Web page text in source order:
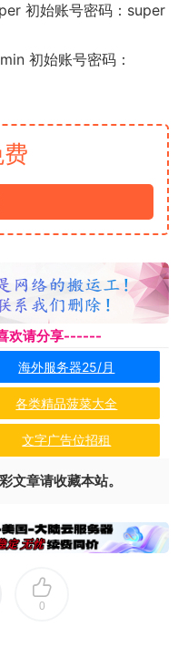
初始账号密码：super
初始账号密码：
欢请分享------
海外服务器25/月
各类精品菠菜大全
文字广告位招租
文章请收藏本站。
0